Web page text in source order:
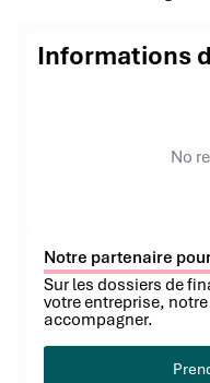
Informations
No
Notre partenaire
Sur les dossiers de
votre entreprise,
accompagner.